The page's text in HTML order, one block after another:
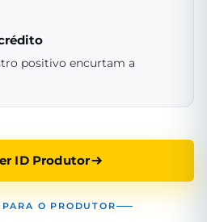
positivo encurtam a
ID Produtor
O PRODUTOR